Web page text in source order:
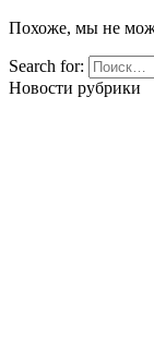
Похоже, мы не
Search for:
Новости рубрики